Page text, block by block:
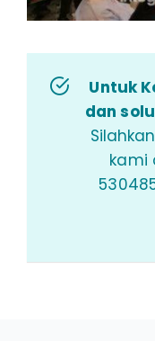
Untuk
dan
kami